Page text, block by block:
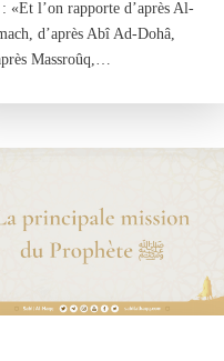
«Et l’on rapporte d’après Al-
d’après Abî Ad-Dohâ,
Massroûq,…